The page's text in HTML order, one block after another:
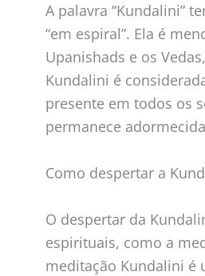
A palavra “Kundalini”
“em espiral”. Ela é
Upanishads e os
Kundalini é
presente em todos os
permanece
Como despertar a
O despertar da
espirituais, como a
meditação Kundalini é